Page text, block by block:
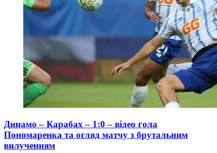
Динамо – Карабах – 1:0 – відео гола
Пономаренка та огляд матчу з брутальним
вилученням